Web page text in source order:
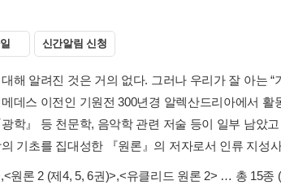
신간알림 신청
해 알려진 것은 거의 없다. 그러나 우리가 잘 아는
데스 이전인 기원전 300년경 알렉산드리아에서
학』 등 천문학, 음악학 관련 저술 등이 일부 남았
기초를 집대성한 『원론』의 저자로서 인류 지성
,<원론 2 (제4, 5, 6권)>,<유클리드 원론 2> … 총 15종